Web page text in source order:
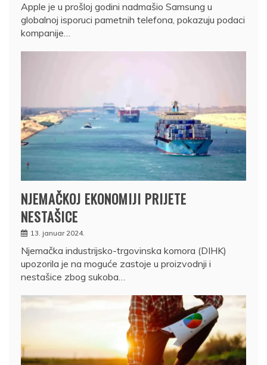
Apple je u prošloj godini nadmašio Samsung u
globalnoj isporuci pametnih telefona, pokazuju podaci
kompanije…
NJEMAČKOJ EKONOMIJI PRIJETE
NESTAŠICE
13. januar 2024.
Njemačka industrijsko-trgovinska komora (DIHK)
upozorila je na moguće zastoje u proizvodnji i
nestašice zbog sukoba…